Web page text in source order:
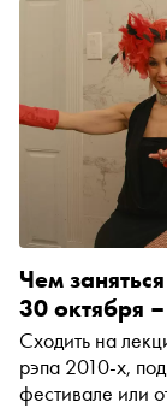
Чем
30 октября
Сходить на
рэпа 2010-х,
фестивале или